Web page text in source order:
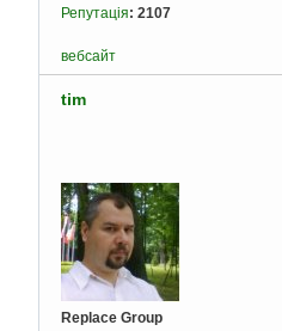
Репутація: 2107
вебсайт
tim
Replace Group